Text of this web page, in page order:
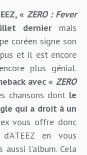
« ZERO : Fever
derniermais
coréen signe son
et il est encore
plus génial.
avec « ZERO
chansons dont le
qui a droit à un
vous offre donc
en vous
l’album. Cela